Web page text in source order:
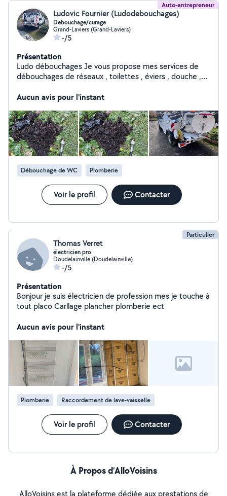
Auto-entrepreneur
Ludovic Fournier (Ludodebouchages)
Debouchage/curage
Grand-Laviers (Grand-Laviers)
-/5
Présentation
Ludo débouchages Je vous propose mes services de
débouchages de réseaux , toilettes , éviers , douche ,
à graisse et postes de relevages Passage caméra avec
dans les départements 80, 62 , 76
Aucun avis pour l'instant
Débouchage de WC Plomberie
Voir le profil Contacter
Particulier
Thomas Verret
électricien pro
Doudelainville (Doudelainville)
-/5
Présentation
Bonjour je suis électricien de profession mes je touche à
tout placo Carllage plancher plomberie ect
Aucun avis pour l'instant
Plomberie Raccordement de lave-vaisselle
Voir le profil Contacter
À Propos d’AlloVoisins
AlloVoisins est la plateforme dédiée aux prestations de